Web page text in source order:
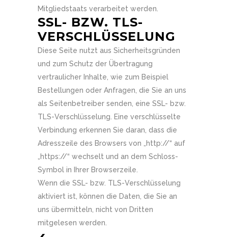
Mitgliedstaats verarbeitet werden.
SSL- BZW. TLS-
VERSCHLÜSSELUNG
Diese Seite nutzt aus Sicherheitsgründen
und zum Schutz der Übertragung
vertraulicher Inhalte, wie zum Beispiel
Bestellungen oder Anfragen, die Sie an uns
als Seitenbetreiber senden, eine SSL- bzw.
TLS-Verschlüsselung. Eine verschlüsselte
Verbindung erkennen Sie daran, dass die
Adresszeile des Browsers von „http://“ auf
„https://“ wechselt und an dem Schloss-
Symbol in Ihrer Browserzeile.
Wenn die SSL- bzw. TLS-Verschlüsselung
aktiviert ist, können die Daten, die Sie an
uns übermitteln, nicht von Dritten
mitgelesen werden.